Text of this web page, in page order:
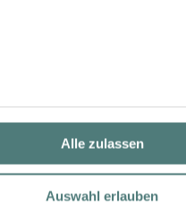
Alle zulassen
Auswahl erlauben